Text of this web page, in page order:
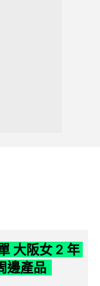
大阪女 2 年
邊產品